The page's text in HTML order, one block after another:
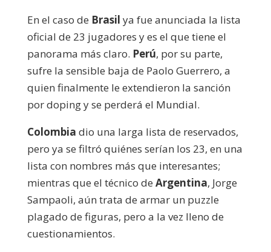
En el caso de Brasil ya fue anunciada la lista
oficial de 23 jugadores y es el que tiene el
panorama más claro. Perú, por su parte,
sufre la sensible baja de Paolo Guerrero, a
quien finalmente le extendieron la sanción
por doping y se perderá el Mundial.
Colombia dio una larga lista de reservados,
pero ya se filtró quiénes serían los 23, en una
lista con nombres más que interesantes;
mientras que el técnico de Argentina, Jorge
Sampaoli, aún trata de armar un puzzle
plagado de figuras, pero a la vez lleno de
cuestionamientos.